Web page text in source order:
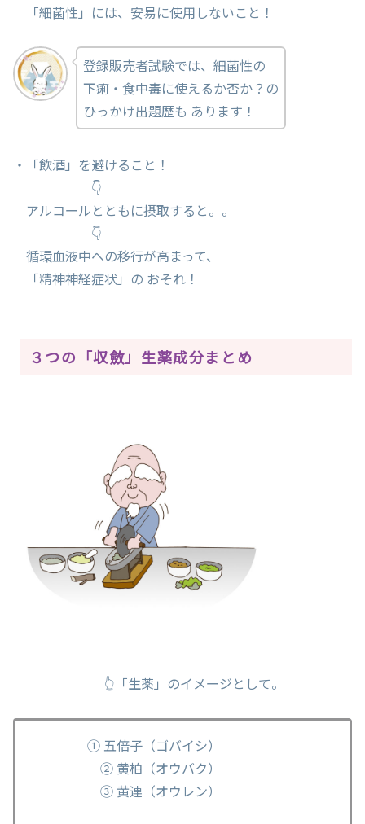
「細菌性」には、安易に使用しないこと！
登録販売者試験では、細菌性の
下痢・食中毒に使えるか否か？の
ひっかけ出題歴も あります！
・「飲酒」を避けること！
👇
アルコールとともに摂取すると。。
👇
循環血液中への移行が高まって、
「精神神経症状」の おそれ！
３つの「収斂」生薬成分まとめ
👆「生薬」のイメージとして。
① 五倍子（ゴバイシ）
② 黄柏（オウバク）
③ 黄連（オウレン）